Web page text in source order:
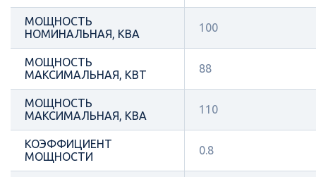
МОЩНОСТЬ
НОМИНАЛЬНАЯ, КВА
100
МОЩНОСТЬ
МАКСИМАЛЬНАЯ, КВТ
88
МОЩНОСТЬ
МАКСИМАЛЬНАЯ, КВА
110
КОЭФФИЦИЕНТ
МОЩНОСТИ
0.8